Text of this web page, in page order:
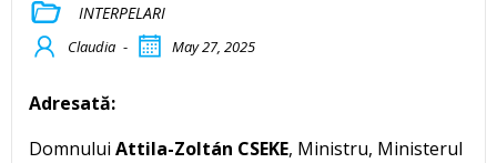
INTERPELARI
Claudia - May 27, 2025
Adresată:
Domnului Attila-Zoltán CSEKE, Ministru, Ministerul